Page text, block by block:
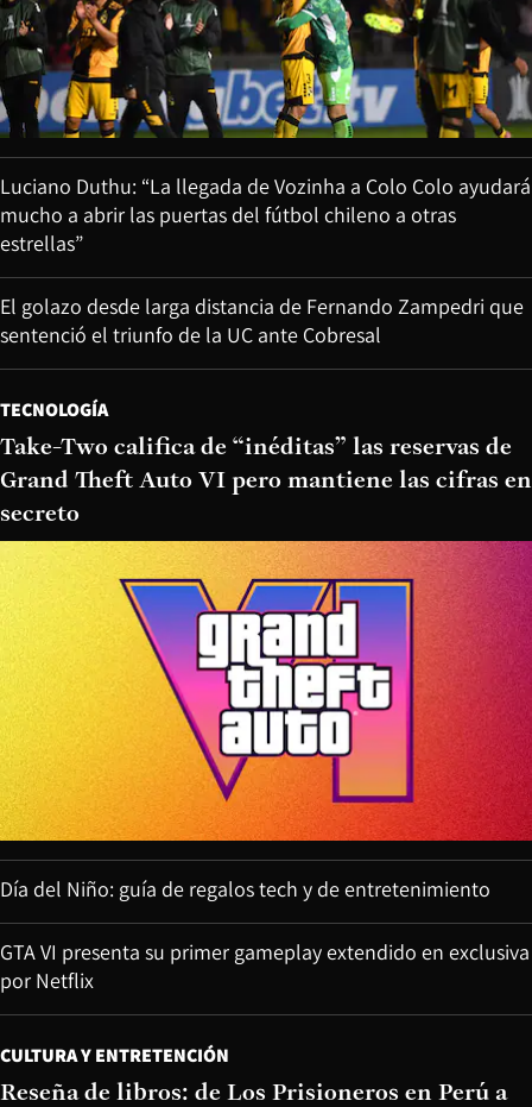
Luciano Duthu: “La llegada de Vozinha a Colo Colo ayudará
mucho a abrir las puertas del fútbol chileno a otras
estrellas”
El golazo desde larga distancia de Fernando Zampedri que
sentenció el triunfo de la UC ante Cobresal
TECNOLOGÍA
Take-Two califica de “inéditas” las reservas de
Grand Theft Auto VI pero mantiene las cifras en
secreto
Día del Niño: guía de regalos tech y de entretenimiento
GTA VI presenta su primer gameplay extendido en exclusiva
por Netflix
CULTURA Y ENTRETENCIÓN
Reseña de libros: de Los Prisioneros en Perú a